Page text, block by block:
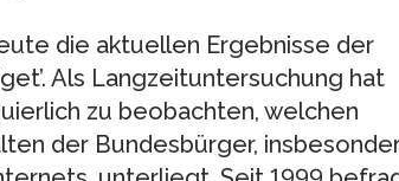
die aktuellen Ergebnisse der
Als Langzeituntersuchung hat
zu beobachten, welchen
der Bundesbürger,